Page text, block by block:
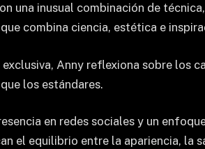
una inusual combinación de
combina ciencia, estética e
exclusiva, Anny reflexiona sobre los
los estándares.
en redes sociales y un
el equilibrio entre la apariencia, la